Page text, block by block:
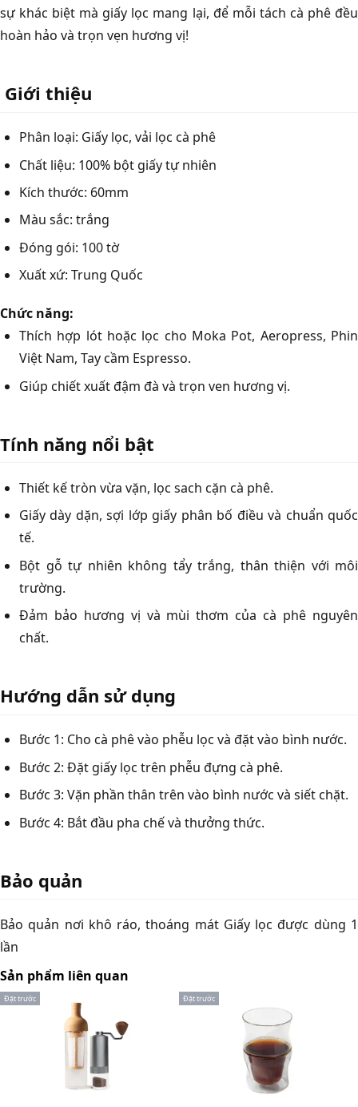
sự khác biệt mà giấy lọc mang lại, để mỗi tách cà phê đều
hoàn hảo và trọn vẹn hương vị!
Giới thiệu
Phân loại: Giấy lọc, vải lọc cà phê
Chất liệu: 100% bột giấy tự nhiên
Kích thước: 60mm
Màu sắc: trắng
Đóng gói: 100 tờ
Xuất xứ: Trung Quốc
Chức năng:
Thích hợp lót hoặc lọc cho Moka Pot, Aeropress, Phin
Việt Nam, Tay cầm Espresso.
Giúp chiết xuất đậm đà và trọn ven hương vị.
Tính năng nổi bật
Thiết kế tròn vừa vặn, lọc sach cặn cà phê.
Giấy dày dặn, sợi lớp giấy phân bố điều và chuẩn quốc
tế.
Bột gỗ tự nhiên không tẩy trắng, thân thiện với môi
trường.
Đảm bảo hương vị và mùi thơm của cà phê nguyên
chất.
Hướng dẫn sử dụng
Bước 1: Cho cà phê vào phễu lọc và đặt vào bình nước.
Bước 2: Đặt giấy lọc trên phễu đựng cà phê.
Bước 3: Vặn phần thân trên vào bình nước và siết chặt.
Bước 4: Bắt đầu pha chế và thưởng thức.
Bảo quản
Bảo quản nơi khô ráo, thoáng mát Giấy lọc được dùng 1
lần
Sản phẩm liên quan
Đặt trước Đặt trước